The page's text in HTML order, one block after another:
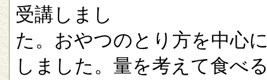
受講しまし
た。おやつのとり方を中心
しました。量を考えて食べ